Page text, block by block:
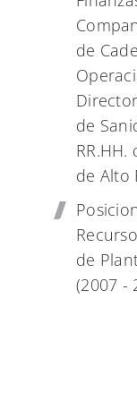
de
de
de Alto
de
(2007 -